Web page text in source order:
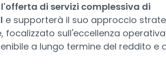
di servizi complessiva di
e supporterà il suo approccio
focalizzato sull'eccellenza
a lungo termine del reddito e